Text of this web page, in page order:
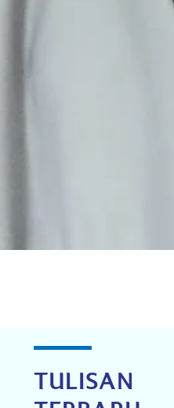
TULISAN